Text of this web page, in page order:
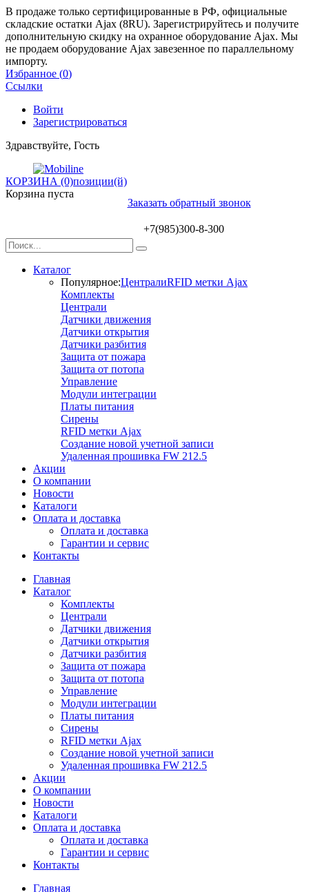
В продаже только сертифицированные в РФ, официальные
складские остатки Ajax (8RU). Зарегистрируйтесь и получите
дополнительную скидку на охранное оборудование Ajax. Мы
не продаем оборудование Ajax завезенное по параллельному
импорту.
Избранное (0)
Ссылки
Войти
Зарегистрироваться
Здравствуйте, Гость
КОРЗИНА (0)позиции(й)
Корзина пуста
Заказать обратный звонок
+7(985)300-8-300
Каталог
Популярное:ЦентралиRFID метки Ajax
Комплекты
Централи
Датчики движения
Датчики открытия
Датчики разбития
Защита от пожара
Защита от потопа
Управление
Модули интеграции
Платы питания
Сирены
RFID метки Ajax
Создание новой учетной записи
Удаленная прошивка FW 212.5
Акции
О компании
Новости
Каталоги
Оплата и доставка
Оплата и доставка
Гарантии и сервис
Контакты
Главная
Каталог
Комплекты
Централи
Датчики движения
Датчики открытия
Датчики разбития
Защита от пожара
Защита от потопа
Управление
Модули интеграции
Платы питания
Сирены
RFID метки Ajax
Создание новой учетной записи
Удаленная прошивка FW 212.5
Акции
О компании
Новости
Каталоги
Оплата и доставка
Оплата и доставка
Гарантии и сервис
Контакты
Главная